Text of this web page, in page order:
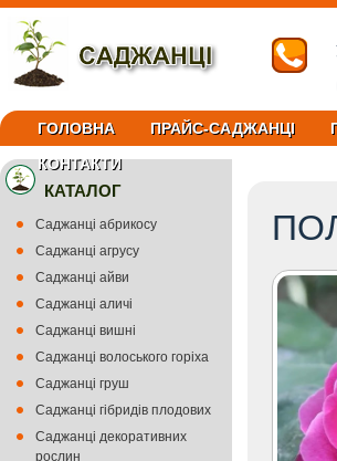
ГОЛОВНА ПРАЙС-САДЖАНЦІ
КОНТАКТИ
КАТАЛОГ
Саджанці абрикосу
Саджанці агрусу
Саджанці айви
Саджанці аличі
Саджанці вишні
Саджанці волоського горіха
Саджанці груш
Саджанці гібридів плодових
Саджанці декоративних
рослин